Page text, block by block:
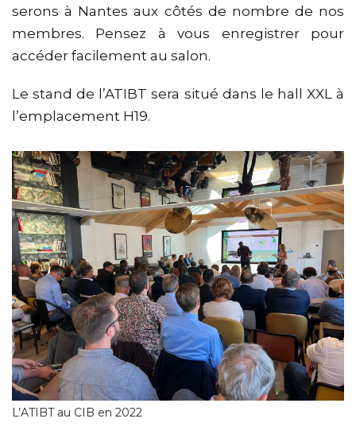
serons à Nantes aux côtés de nombre de nos
membres. Pensez à vous enregistrer pour
accéder facilement au salon.
Le stand de l’ATIBT sera situé dans le hall XXL à
l’emplacement H19.
L’ATIBT au CIB en 2022